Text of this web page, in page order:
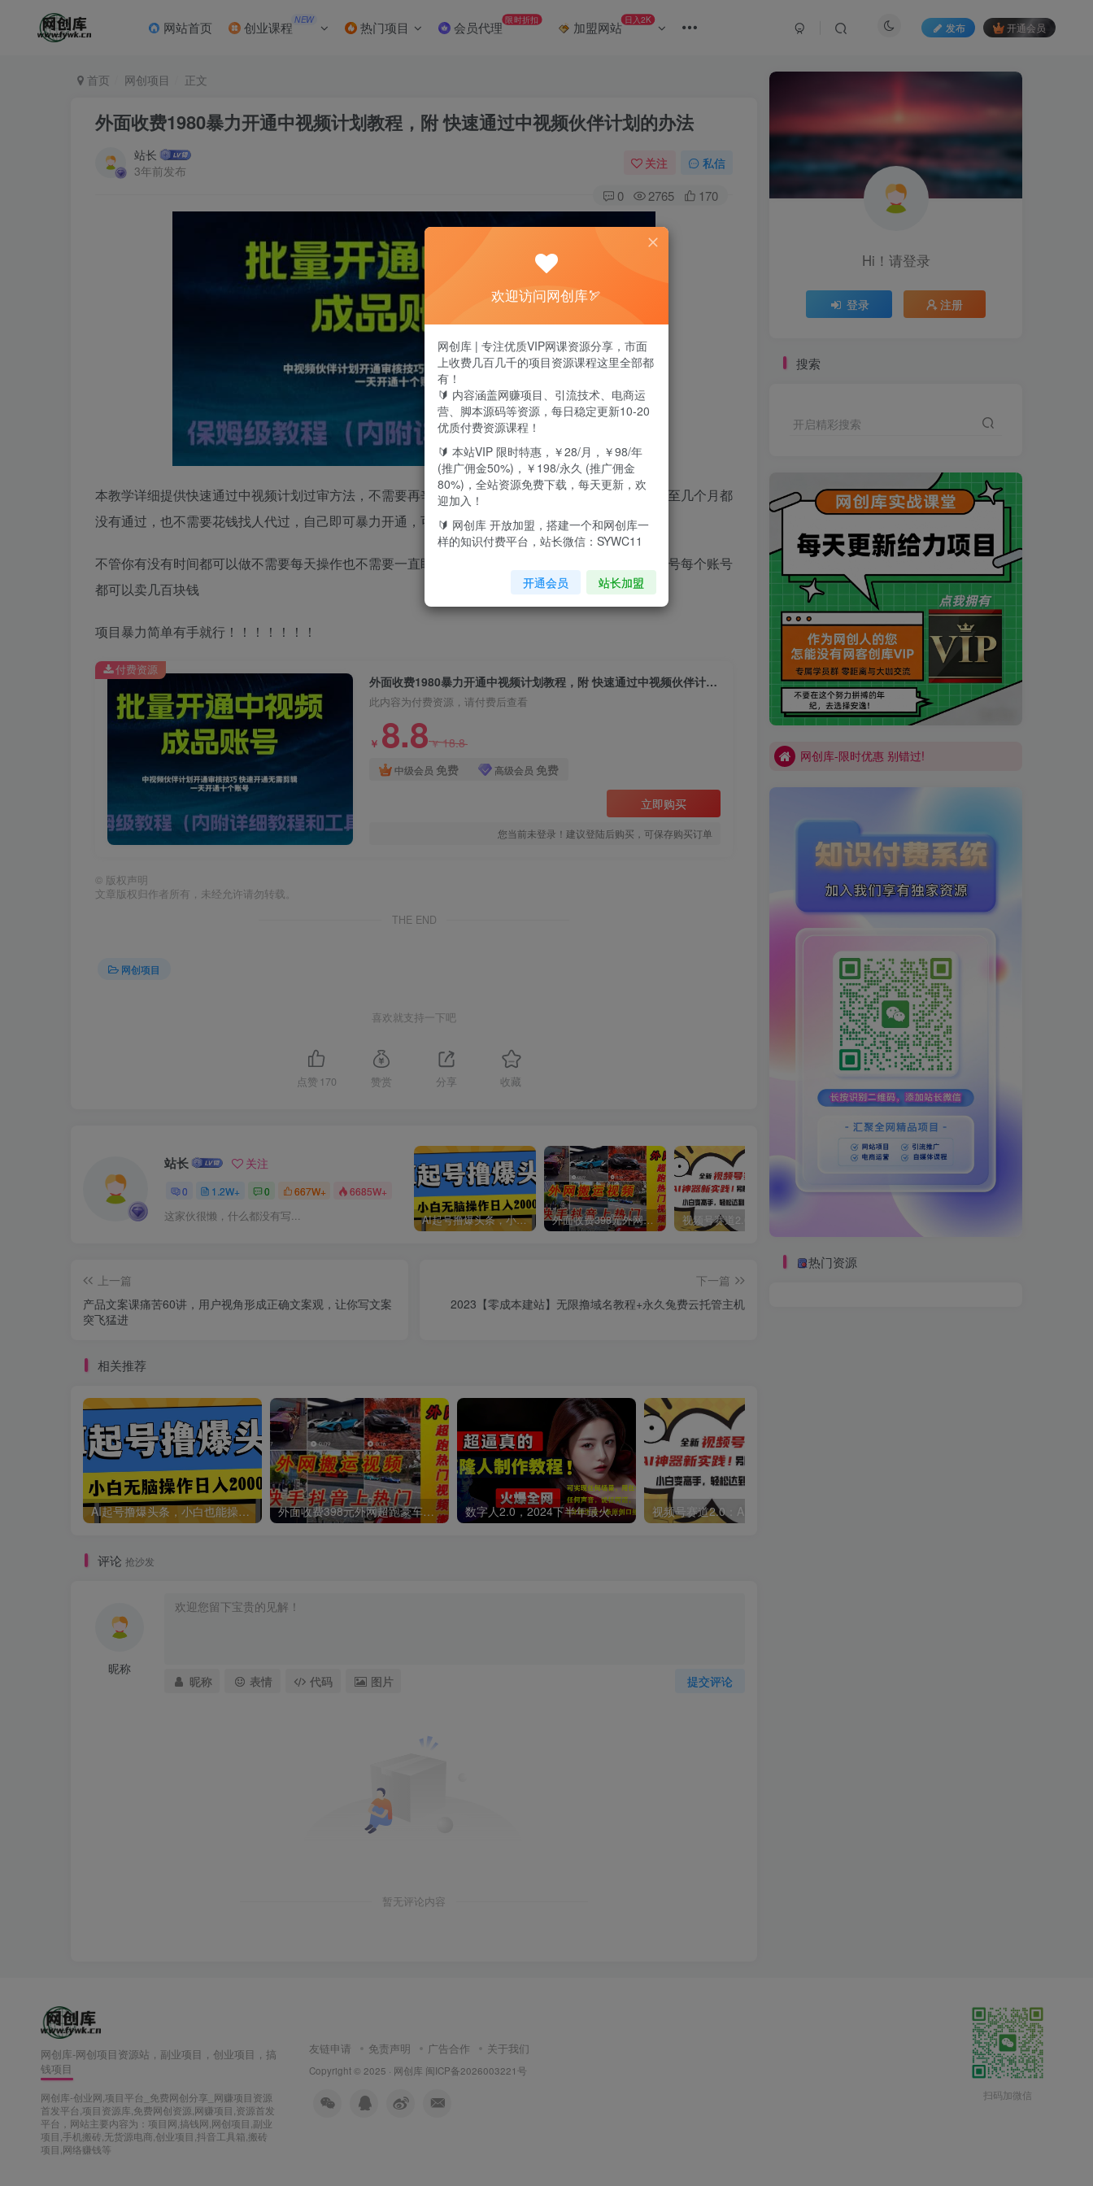
网站首页 创业课程 NEW 热门项目 会员代理 限时折扣 加盟网站 日入2K
发布 开通会员
首页 网创项目 正文
外面收费1980暴力开通中视频计划教程，附 快速通过中视频伙伴计划的办法
站长
3年前发布
关注 私信
0 2765 170
本教学详细提供快速通过中视频计划过审方法，不需要再辛苦拍视频剪辑视频写文案，花了一个月乃至几个月都
没有通过，也不需要花钱找人代过，自己即可暴力开通，可以批量出号，适合任何人做的项目
不管你有没有时间都可以做不需要每天操作也不需要一直盯着有时间就做没时间就不做开通的成品账号每个账号
都可以卖几百块钱
项目暴力简单有手就行！！！！！！！
外面收费1980暴力开通中视频计划教程，附 快速通过中视频伙伴计划的办法
此内容为付费资源，请付费后查看
￥ 8.8￥18.8
中级会员 免费 高级会员 免费
立即购买
您当前未登录！建议登陆后购买，可保存购买订单
付费资源
© 版权声明
文章版权归作者所有，未经允许请勿转载。
THE END
网创项目
喜欢就支持一下吧
点赞 170 赞赏 分享 收藏
站长 关注
0 1.2W+ 0 667W+ 6685W+
这家伙很懒，什么都没有写... AI起号撸爆头条，小白也能操作，日入2000+ 外面收费398元外网超跑豪车汽车视频搬运至快手抖音上热门项目 数字人2.0，2024下半年最火项目，无限免费生成视频，可实现任何场景，用任何形象，任何声音，说任何话，5分钟生成一条原创口播视频。
上一篇
产品文案课痛苦60讲，用户视角形成正确文案观，让你写文案
突飞猛进
下一篇
2023【零成本建站】无限撸域名教程+永久兔费云托管主机
相关推荐
AI起号撸爆头条，小白也能操作，日入2000+ 外面收费398元外网超跑豪车汽车视频搬运至快手抖音上热门项目 数字人2.0，2024下半年最火项目，无限免费生成视频，可实现任何场景，用任何形象，任何声音，说任何话，5分钟生成一条原创口播视频。
评论 抢沙发
昵称
提交评论
昵称 表情 代码 图片
暂无评论内容
Hi！请登录
登录 注册
搜索
开启精彩搜索
网创库-限时优惠 别错过!
热门资源
网创库-网创项目资源站，副业项目，创业项目，搞
钱项目
网创库-创业网,项目平台_免费网创分享_网赚项目资源
首发平台,项目资源库,免费网创资源,网赚项目,资源首发
平台，网站主要内容为：项目网,搞钱网,网创项目,副业
项目,手机搬砖,无货源电商,创业项目,抖音工具箱,搬砖
项目,网络赚钱等
友链申请 免责声明 广告合作 关于我们
Copyright © 2025 · 网创库 闽ICP备2026003221号
扫码加微信
欢迎访问网创库🏹
网创库 | 专注优质VIP网课资源分享，市面
上收费几百几千的项目资源课程这里全部都
有！
🔰 内容涵盖网赚项目、引流技术、电商运
营、脚本源码等资源，每日稳定更新10-20
优质付费资源课程！
🔰 本站VIP 限时特惠，￥28/月，￥98/年
(推广佣金50%)，￥198/永久 (推广佣金
80%)，全站资源免费下载，每天更新，欢
迎加入！
🔰 网创库 开放加盟，搭建一个和网创库一
样的知识付费平台，站长微信：SYWC11
开通会员 站长加盟